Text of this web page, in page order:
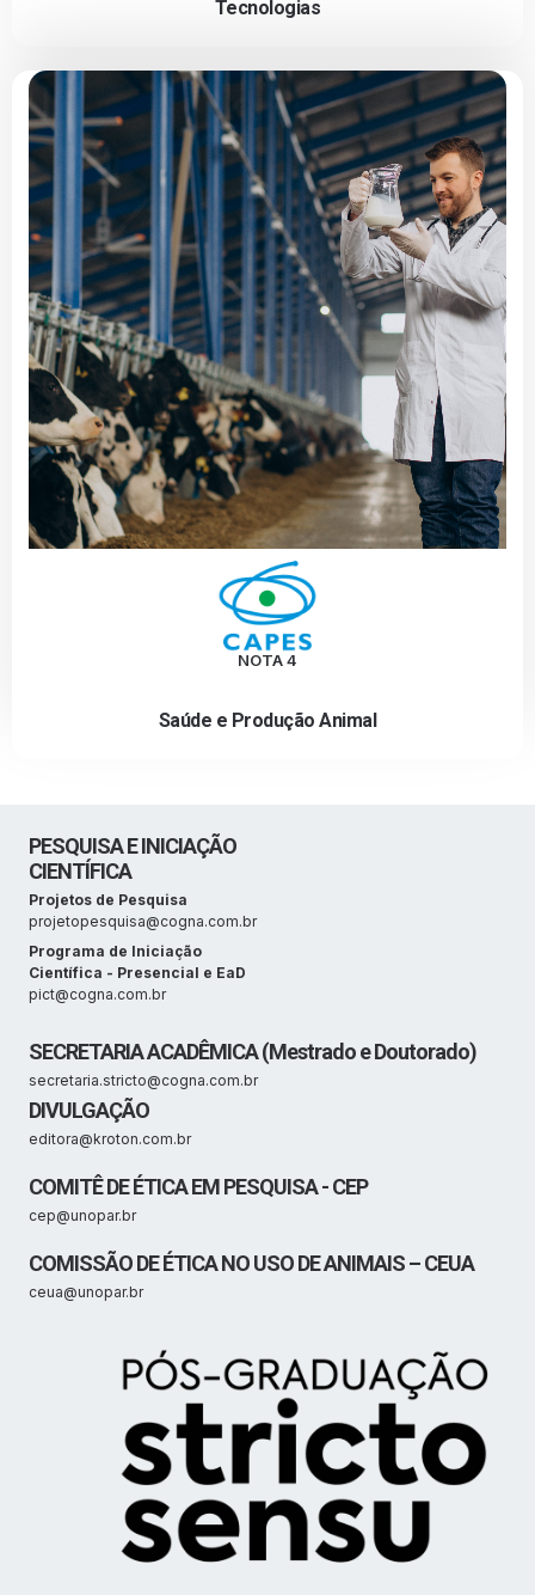
Tecnologias
NOTA 4
Saúde e Produção Animal
PESQUISA E INICIAÇÃO
CIENTÍFICA
Projetos de Pesquisa
projetopesquisa@cogna.com.br
Programa de Iniciação
Científica - Presencial e EaD
pict@cogna.com.br
SECRETARIA ACADÊMICA (Mestrado e Doutorado)
secretaria.stricto@cogna.com.br
DIVULGAÇÃO
editora@kroton.com.br
COMITÊ DE ÉTICA EM PESQUISA - CEP
cep@unopar.br
COMISSÃO DE ÉTICA NO USO DE ANIMAIS – CEUA
ceua@unopar.br